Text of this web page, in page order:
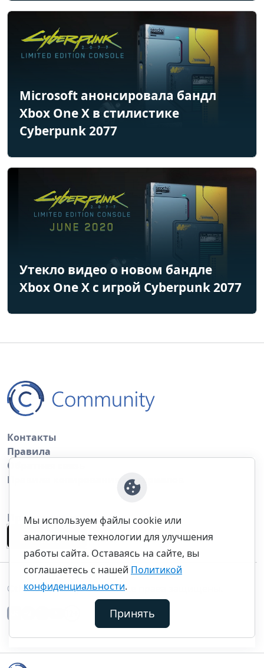
Microsoft анонсировала бандл
Xbox One X в стилистике
Cyberpunk 2077
Утекло видео о новом бандле
Xbox One X с игрой Cyberpunk 2077
Контакты
Правила
Обратная связь
Правила копирования материалов
Приложение
©thecommunity.ru 2026. Все права защищены.
Мы используем файлы cookie или
аналогичные технологии для улучшения
работы сайта. Оставаясь на сайте, вы
соглашаетесь с нашей Политикой
конфиденциальности.
Принять